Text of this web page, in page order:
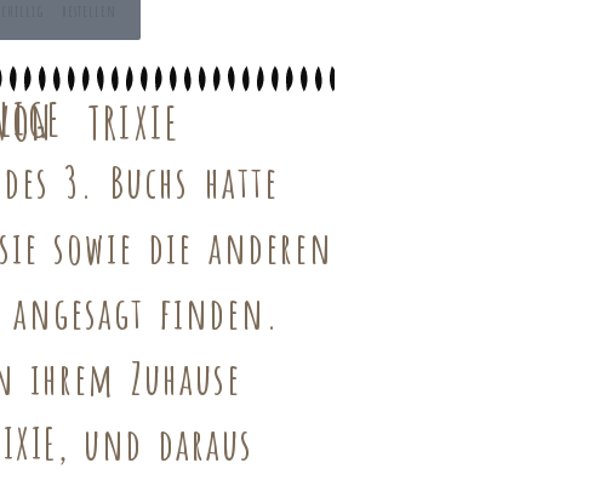
TRIXIE
3. Buchs hatte
sowie die anderen
angesagt finden.
Zuhause
, und daraus